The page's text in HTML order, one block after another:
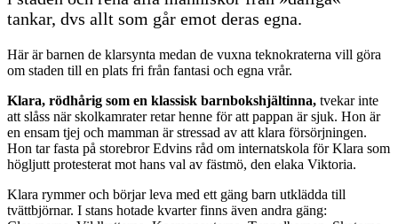
tankar, dvs allt som går emot deras egna.
Här är barnen de klarsynta medan de vuxna teknokraterna vill göra
om staden till en plats fri från fantasi och egna vrår.
Klara, rödhårig som en klassisk barnbokshjältinna, tvekar inte
att slåss när skolkamrater retar henne för att pappan är sjuk. Hon är
en ensam tjej och mamman är stressad av att klara försörjningen.
Hon tar fasta på storebror Edvins råd om internatskola för Klara som
högljutt protesterat mot hans val av fästmö, den elaka Viktoria.
Klara rymmer och börjar leva med ett gäng barn utklädda till
tvättbjörnar. I stans hotade kvarter finns även andra gäng: